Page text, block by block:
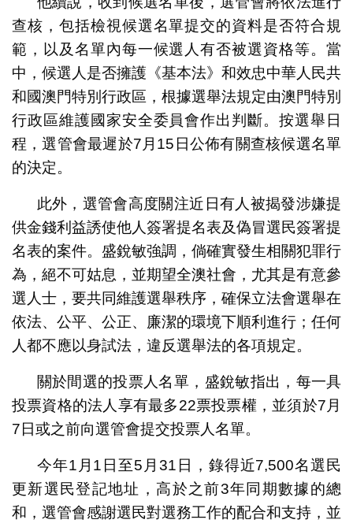
查核，包括檢視候選名單提交的資料是否符合規
範，以及名單內每一候選人有否被選資格等。當
中，候選人是否擁護《基本法》和效忠中華人民共
和國澳門特別行政區，根據選舉法規定由澳門特別
行政區維護國家安全委員會作出判斷。按選舉日
程，選管會最遲於7月15日公佈有關查核候選名單
的決定。
此外，選管會高度關注近日有人被揭發涉嫌提
供金錢利益誘使他人簽署提名表及偽冒選民簽署提
名表的案件。盛銳敏強調，倘確實發生相關犯罪行
為，絕不可姑息，並期望全澳社會，尤其是有意參
選人士，要共同維護選舉秩序，確保立法會選舉在
依法、公平、公正、廉潔的環境下順利進行；任何
人都不應以身試法，違反選舉法的各項規定。
關於間選的投票人名單，盛銳敏指出，每一具
投票資格的法人享有最多22票投票權，並須於7月
7日或之前向選管會提交投票人名單。
今年1月1日至5月31日，錄得近7,500名選民
更新選民登記地址，高於之前3年同期數據的總
和，選管會感謝選民對選務工作的配合和支持，並